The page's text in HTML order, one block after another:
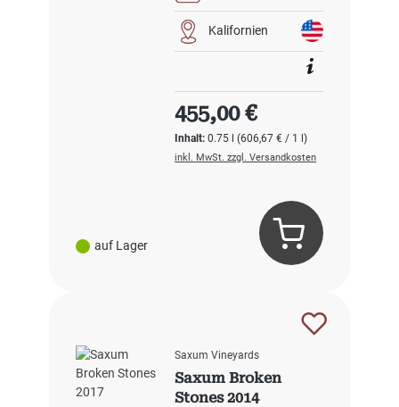
auf Lager
Kalifornien
Inhalt:0.75 l(606,67 € / 1 l)
Regulärer Preis:
455,00 €
inkl. MwSt. zzgl. Versandkosten
Saxum Vineyards
Saxum Broken
Stones 2014